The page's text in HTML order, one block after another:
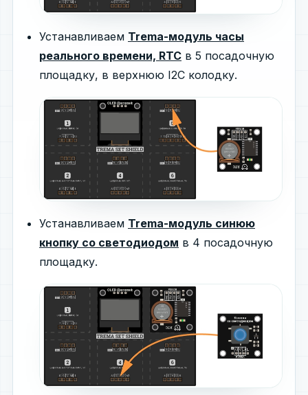
Устанавливаем Trema-модуль часы
реального времени, RTC в 5 посадочную
площадку, в верхнюю I2C колодку.
Устанавливаем Trema-модуль синюю
кнопку со светодиодом в 4 посадочную
площадку.